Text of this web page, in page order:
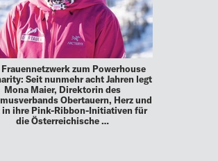
zum Powerhouse
Seit nunmehr acht Jahren legt
Mona Maier, Direktorin des
Obertauern, Herz und
in ihre Pink-Ribbon-Initiativen für
die Österreichische …